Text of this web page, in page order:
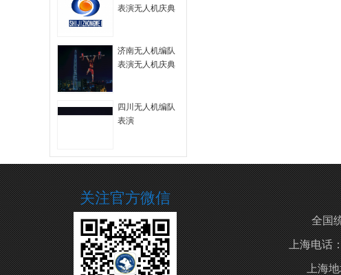
表演无人机庆典
济南无人机编队
表演无人机庆典
四川无人机编队
表演
全国
上海电话
上海
关注官方微信